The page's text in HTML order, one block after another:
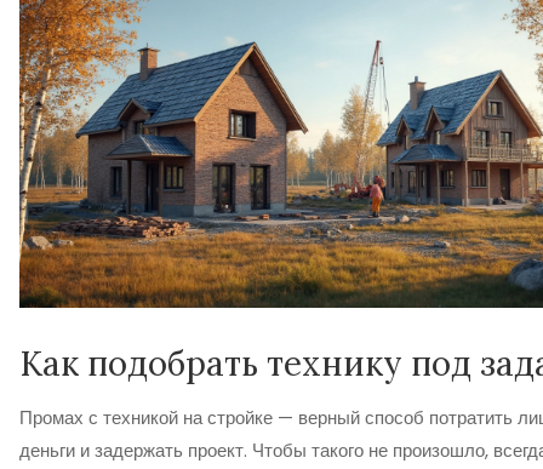
Как подобрать технику под
Промах с техникой на стройке — верный способ потратить
деньги и задержать проект. Чтобы такого не произошло,